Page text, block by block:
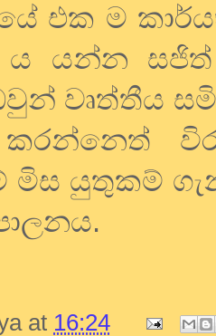
එක ම
යන්න සජිත්
වෘත්තීය
මිස යුතුකම්
at 16:24